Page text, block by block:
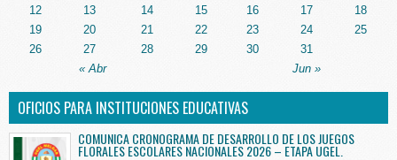
« Abr Jun »
12
13 14 15 16 17
18
19
20 21 22 23 24
25
26
27 28 29 30 31
OFICIOS PARA INSTITUCIONES EDUCATIVAS
COMUNICA CRONOGRAMA DE DESARROLLO DE LOS JUEGOS
FLORALES ESCOLARES NACIONALES 2026 – ETAPA UGEL.